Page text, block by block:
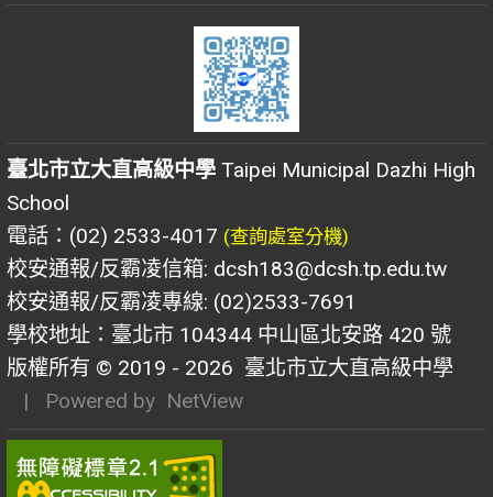
臺北市立大直高級中學 Taipei Municipal Dazhi High
School
電話：(02) 2533-4017 (查詢處室分機)
校安通報/反霸凌信箱: dcsh183@dcsh.tp.edu.tw
校安通報/反霸凌專線: (02)2533-7691
學校地址：臺北市 104344 中山區北安路 420 號
版權所有 © 2019 - 2026 臺北市立大直高級中學
| Powered by NetView